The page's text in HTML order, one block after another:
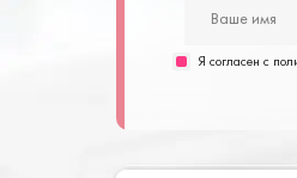
Я согласен с